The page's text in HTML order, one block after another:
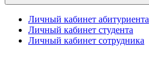
Личный кабинет абитуриента
Личный кабинет студента
Личный кабинет сотрудника